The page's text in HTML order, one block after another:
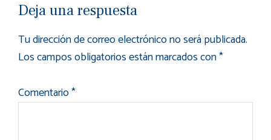
Deja una respuesta
Tu dirección de correo electrónico no será publicada.
Los campos obligatorios están marcados con*
Comentario*